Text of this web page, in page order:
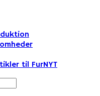
til FurNYT